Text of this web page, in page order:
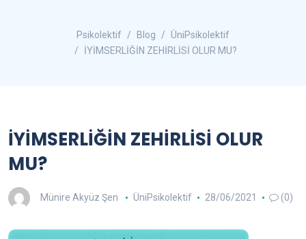
Psikolektif Blog
ÜniPsikolektif
İYİMSERLİĞİN ZEHİRLİSİ OLUR MU?
İYİMSERLİĞİN ZEHİRLİSİ OLUR
MU?
Münire Akyüz Şen ÜniPsikolektif 28/06/2021 (0)